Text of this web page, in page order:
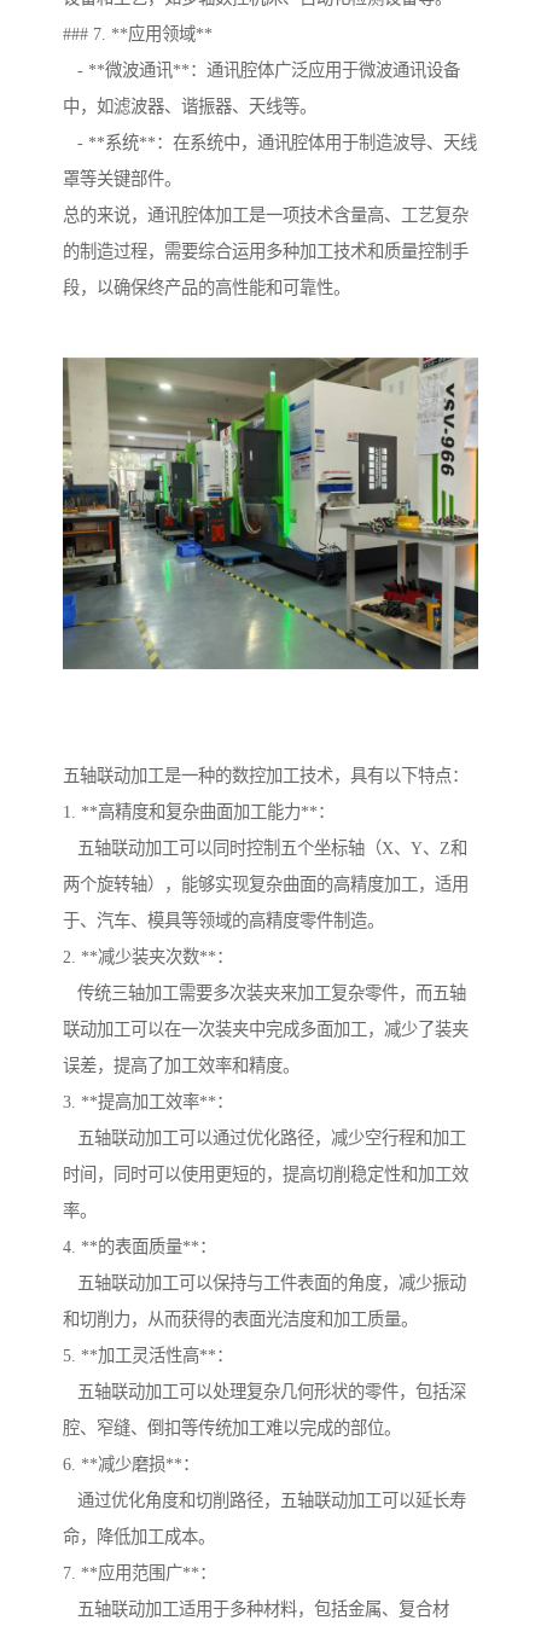
### 7. **应用领域**
- **微波通讯**：通讯腔体广泛应用于微波通讯设备
中，如滤波器、谐振器、天线等。
- **系统**：在系统中，通讯腔体用于制造波导、天线
罩等关键部件。
总的来说，通讯腔体加工是一项技术含量高、工艺复杂
的制造过程，需要综合运用多种加工技术和质量控制手
段，以确保终产品的高性能和可靠性。
五轴联动加工是一种的数控加工技术，具有以下特点：
1. **高精度和复杂曲面加工能力**：
五轴联动加工可以同时控制五个坐标轴（X、Y、Z和
两个旋转轴），能够实现复杂曲面的高精度加工，适用
于、汽车、模具等领域的高精度零件制造。
2. **减少装夹次数**：
传统三轴加工需要多次装夹来加工复杂零件，而五轴
联动加工可以在一次装夹中完成多面加工，减少了装夹
误差，提高了加工效率和精度。
3. **提高加工效率**：
五轴联动加工可以通过优化路径，减少空行程和加工
时间，同时可以使用更短的，提高切削稳定性和加工效
率。
4. **的表面质量**：
五轴联动加工可以保持与工件表面的角度，减少振动
和切削力，从而获得的表面光洁度和加工质量。
5. **加工灵活性高**：
五轴联动加工可以处理复杂几何形状的零件，包括深
腔、窄缝、倒扣等传统加工难以完成的部位。
6. **减少磨损**：
通过优化角度和切削路径，五轴联动加工可以延长寿
命，降低加工成本。
7. **应用范围广**：
五轴联动加工适用于多种材料，包括金属、复合材